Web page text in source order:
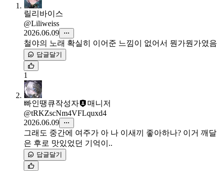
릴리바이스
@Liliweiss
2026.06.09
철야의 노래 확실히 이어준 느낌이 없어서 뭔가뭔가였음
답글달기
1
빠인땡큐작성자
매니저
@tRKZscNm4VFLquxd4
2026.06.09
그래도 중간에 여주가 아 나 이새끼 좋아하나? 이거 깨달
은 후로 맛있었던 기억이..
답글달기